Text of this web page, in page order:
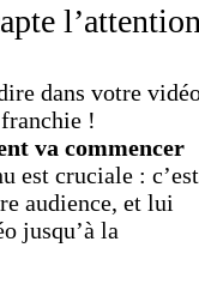
dans votre
!
va commencer
est cruciale : c’est
audience, et lui
jusqu’à la